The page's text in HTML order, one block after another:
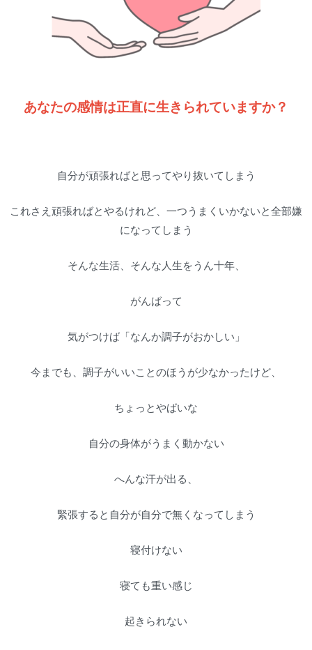
あなたの感情は正直に生きられていますか？
自分が頑張ればと思ってやり抜いてしまう
これさえ頑張ればとやるけれど、一つうまくいかないと全部嫌
になってしまう
そんな生活、そんな人生をうん十年、
がんばって
気がつけば「なんか調子がおかしい」
今までも、調子がいいことのほうが少なかったけど、
ちょっとやばいな
自分の身体がうまく動かない
へんな汗が出る、
緊張すると自分が自分で無くなってしまう
寝付けない
寝ても重い感じ
起きられない